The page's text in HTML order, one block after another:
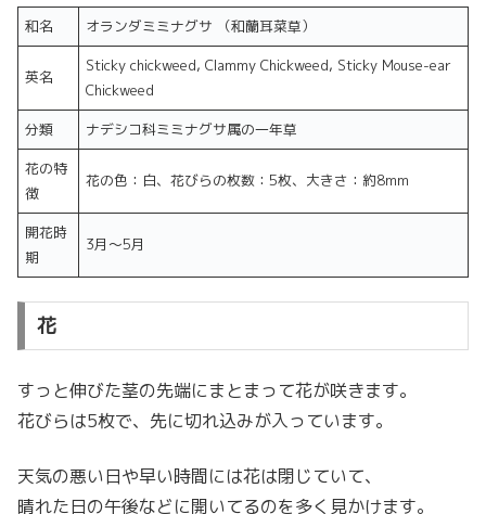
和名 オランダミミナグサ （和蘭耳菜草）
英名
Sticky chickweed, Clammy Chickweed, Sticky Mouse-ear
Chickweed
分類
ナデシコ科ミミナグサ属の一年草
花の特
徴
花の色：白、花びらの枚数：5枚、大きさ：約8mm
開花時
期
3月～5月
花
すっと伸びた茎の先端にまとまって花が咲きます。
花びらは5枚で、先に切れ込みが入っています。
天気の悪い日や早い時間には花は閉じていて、
晴れた日の午後などに開いてるのを多く見かけます。